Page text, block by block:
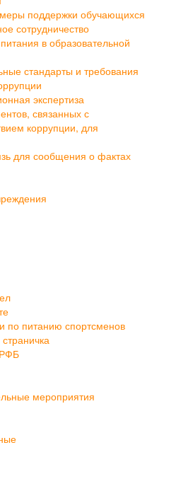
поддержки обучающихся
сотрудничество
в образовательной
стандарты и требования
экспертиза
связанных с
коррупции, для
для сообщения о фактах
по питанию спортсменов
мероприятия